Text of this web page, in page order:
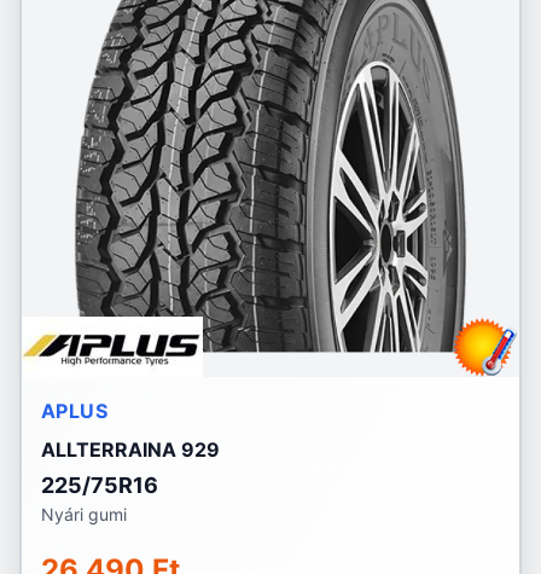
APLUS
ALLTERRAINA 929
225/75R16
Nyári gumi